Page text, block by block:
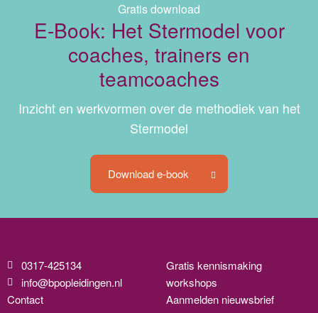
Gratis download
E-Book: Het Stermodel voor
coaches, trainers en
teamcoaches
Inzicht en werkvormen over de methodiek van het
Stermodel
Download e-book
0317-425134
info@bpopleidingen.nl
Contact
Gratis kennismaking
workshops
Aanmelden nieuwsbrief